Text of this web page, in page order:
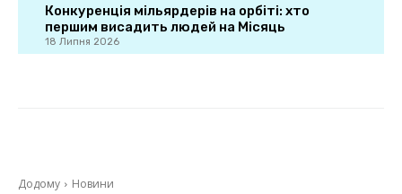
Конкуренція мільярдерів на орбіті: хто
першим висадить людей на Місяць
18 Липня 2026